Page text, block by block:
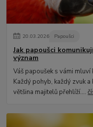
20.03.2026 Papoušci
Jak papoušci
význam
Váš papoušek s vámi
Každý pohyb, každý zvuk
většina majitelů přehlíží....